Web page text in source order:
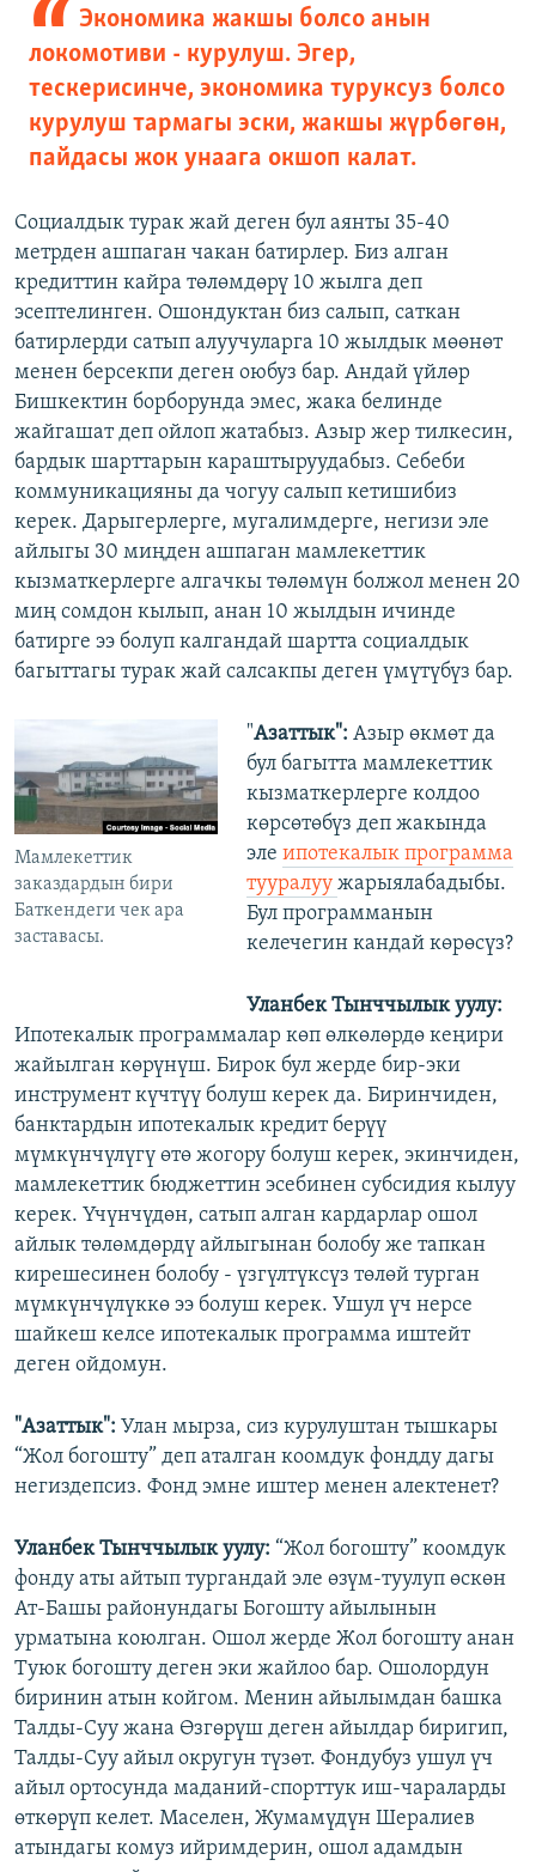
Экономика жакшы болсо анын
локомотиви - курулуш. Эгер,
тескерисинче, экономика туруксуз болсо
курулуш тармагы эски, жакшы жүрбөгөн,
пайдасы жок унаага окшоп калат.
Социалдык турак жай деген бул аянты 35-40
метрден ашпаган чакан батирлер. Биз алган
кредиттин кайра төлөмдөрү 10 жылга деп
эсептелинген. Ошондуктан биз салып, саткан
батирлерди сатып алуучуларга 10 жылдык мөөнөт
менен берсекпи деген оюбуз бар. Андай үйлөр
Бишкектин борборунда эмес, жака белинде
жайгашат деп ойлоп жатабыз. Азыр жер тилкесин,
бардык шарттарын караштыруудабыз. Себеби
коммуникацияны да чогуу салып кетишибиз
керек. Дарыгерлерге, мугалимдерге, негизи эле
айлыгы 30 миңден ашпаган мамлекеттик
кызматкерлерге алгачкы төлөмүн болжол менен 20
миң сомдон кылып, анан 10 жылдын ичинде
батирге ээ болуп калгандай шартта социалдык
багыттагы турак жай салсакпы деген үмүтүбүз бар.
Мамлекеттик
заказдардын бири
Баткендеги чек ара
заставасы.
"Азаттык": Азыр өкмөт да
бул багытта мамлекеттик
кызматкерлерге колдоо
көрсөтөбүз деп жакында
эле ипотекалык программа
тууралуу жарыялабадыбы.
Бул программанын
келечегин кандай көрөсүз?
Уланбек Тынччылык уулу:
Ипотекалык программалар көп өлкөлөрдө кеңири
жайылган көрүнүш. Бирок бул жерде бир-эки
инструмент күчтүү болуш керек да. Биринчиден,
банктардын ипотекалык кредит берүү
мүмкүнчүлүгү өтө жогору болуш керек, экинчиден,
мамлекеттик бюджеттин эсебинен субсидия кылуу
керек. Үчүнчүдөн, сатып алган кардарлар ошол
айлык төлөмдөрдү айлыгынан болобу же тапкан
кирешесинен болобу - үзгүлтүксүз төлөй турган
мүмкүнчүлүккө ээ болуш керек. Ушул үч нерсе
шайкеш келсе ипотекалык программа иштейт
деген ойдомун.
"Азаттык": Улан мырза, сиз курулуштан тышкары
“Жол богошту” деп аталган коомдук фондду дагы
негиздепсиз. Фонд эмне иштер менен алектенет?
Уланбек Тынччылык уулу: “Жол богошту” коомдук
фонду аты айтып тургандай эле өзүм-туулуп өскөн
Ат-Башы районундагы Богошту айылынын
урматына коюлган. Ошол жерде Жол богошту анан
Туюк богошту деген эки жайлоо бар. Ошолордун
биринин атын койгом. Менин айылымдан башка
Талды-Суу жана Өзгөрүш деген айылдар биригип,
Талды-Суу айыл округун түзөт. Фондубуз ушул үч
айыл ортосунда маданий-спорттук иш-чараларды
өткөрүп келет. Маселен, Жумамүдүн Шералиев
атындагы комуз ийримдерин, ошол адамдын